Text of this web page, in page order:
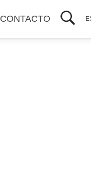
CONTACTO